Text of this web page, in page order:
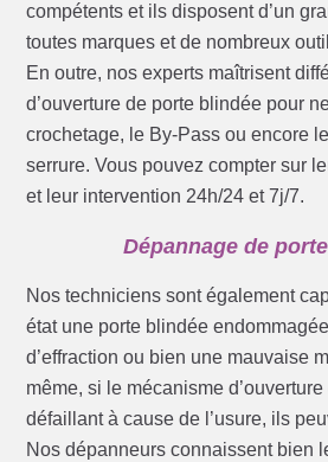
compétents et ils disposent d’un
toutes marques et de nombreux
En outre, nos experts maîtrisent
d’ouverture de porte blindée pour
crochetage, le By-Pass ou encore
serrure. Vous pouvez compter sur
et leur intervention 24h/24 et 7j/7.
Dépannage de
Nos techniciens sont également
état une porte blindée
d’effraction ou bien une mauvaise
même, si le mécanisme
défaillant à cause de l’usure, ils
Nos dépanneurs connaissent bien